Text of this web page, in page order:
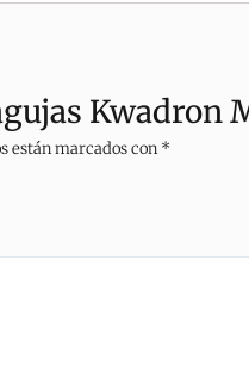
Kwadron
están marcados con *